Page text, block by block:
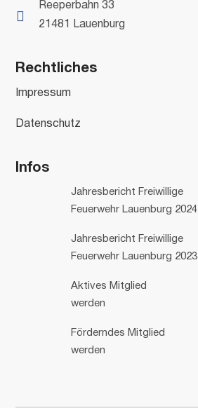

Reeperbahn 33
21481 Lauenburg
Rechtliches
Impressum
Datenschutz
Infos
Jahresbericht Freiwillige
Feuerwehr Lauenburg 2024
Jahresbericht Freiwillige
Feuerwehr Lauenburg 2023
Aktives Mitglied
werden
Förderndes Mitglied
werden